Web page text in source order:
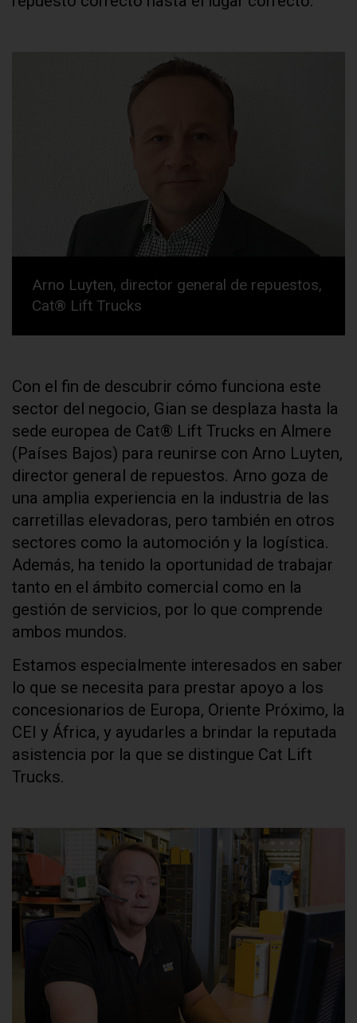
Arno Luyten, director general de repuestos,
Cat® Lift Trucks
Con el fin de descubrir cómo funciona este
sector del negocio, Gian se desplaza hasta la
sede europea de Cat® Lift Trucks en Almere
(Países Bajos) para reunirse con Arno Luyten,
director general de repuestos. Arno goza de
una amplia experiencia en la industria de las
carretillas elevadoras, pero también en otros
sectores como la automoción y la logística.
Además, ha tenido la oportunidad de trabajar
tanto en el ámbito comercial como en la
gestión de servicios, por lo que comprende
ambos mundos.
Estamos especialmente interesados en saber
lo que se necesita para prestar apoyo a los
concesionarios de Europa, Oriente Próximo, la
CEI y África, y ayudarles a brindar la reputada
asistencia por la que se distingue Cat Lift
Trucks.